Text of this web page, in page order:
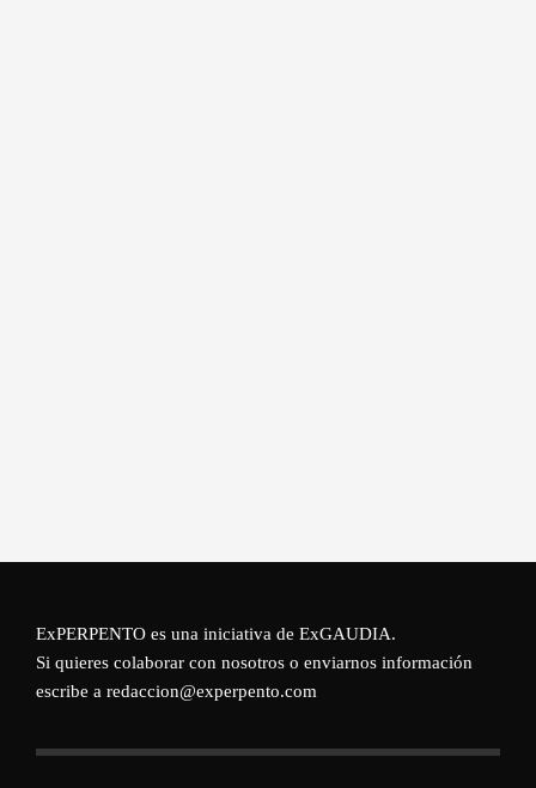
ExPERPENTO es una iniciativa de ExGAUDIA.
Si quieres colaborar con nosotros o enviarnos información
escribe a redaccion@experpento.com